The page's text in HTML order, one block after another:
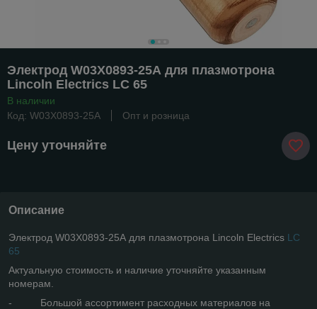
Электрод W03X0893-25А для плазмотрона
Lincoln Electrics LC 65
В наличии
Код: W03X0893-25А
Опт и розница
Цену уточняйте
Описание
Электрод W03X0893-25А для плазмотрона Lincoln Electrics LC
65
Актуальную стоимость и наличие уточняйте указанным
номерам.
- Большой ассортимент расходных материалов на